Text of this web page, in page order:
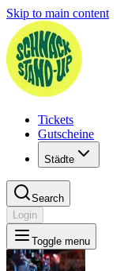
Skip to main content
Tickets
Gutscheine
Städte
Search
Login
Toggle menu